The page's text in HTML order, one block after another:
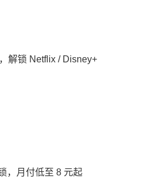
解锁 Netflix / Disney+
，月付低至 8 元起